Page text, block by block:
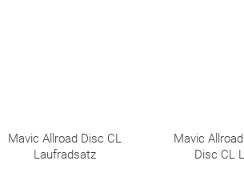
Mavic Allroad Disc CL
Laufradsatz
Mavic
Disc CL